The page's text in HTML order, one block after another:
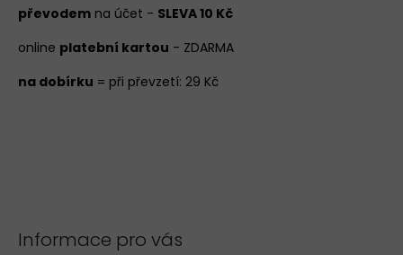
převodem na účet - SLEVA 10 Kč
online platební kartou - ZDARMA
na dobírku = při převzetí: 29 Kč
Informace pro vás